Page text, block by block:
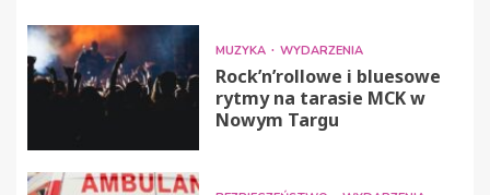
MUZYKA WYDARZENIA
Rock’n’rollowe i bluesowe
rytmy na tarasie MCK w
Nowym Targu